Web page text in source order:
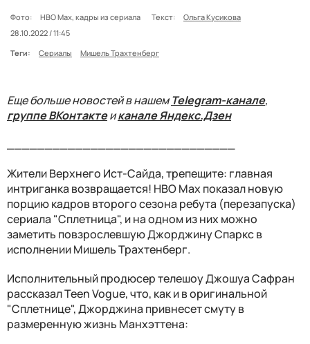
Фото: HBO Max, кадры из сериала Текст:
Ольга Кусикова
28.10.2022 / 11:45
Теги:
Сериалы Мишель Трахтенберг
Еще больше новостей в нашемTelegram-канале,
группе ВКонтактеиканале Яндекс.Дзен
Жители Верхнего Ист-Сайда, трепещите: главная
интриганка возвращается! HBO Max показал новую
порцию кадров второго сезона ребута (перезапуска)
сериала "Сплетница", и на одном из них можно
заметить повзрослевшую Джорджину Спаркс в
исполнении Мишель Трахтенберг.
Исполнительный продюсер телешоу Джошуа Сафран
рассказал Teen Vogue, что, как и в оригинальной
"Сплетнице", Джорджина привнесет смуту в
размеренную жизнь Манхэттена: